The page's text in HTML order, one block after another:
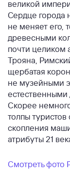
великой
Сердце города
не меняет его,
древесными
почти целиком
Трояна,
щербатая
не музейными
Скорее
толпы
скопления
атрибуты 21
Смотреть фото